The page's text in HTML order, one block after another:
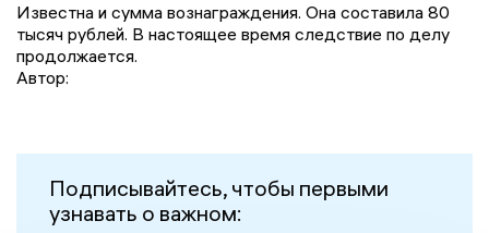
Известна и сумма вознаграждения. Она составила 80
тысяч рублей. В настоящее время следствие по делу
продолжается.
Автор:
Подписывайтесь, чтобы первыми
узнавать о важном: